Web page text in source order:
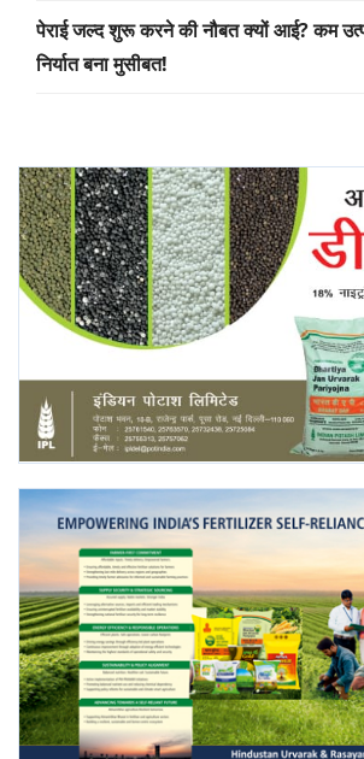
पेराई जल्द शुरू करने की नौबत क्यों आई? कम
निर्यात बना मुसीबत!